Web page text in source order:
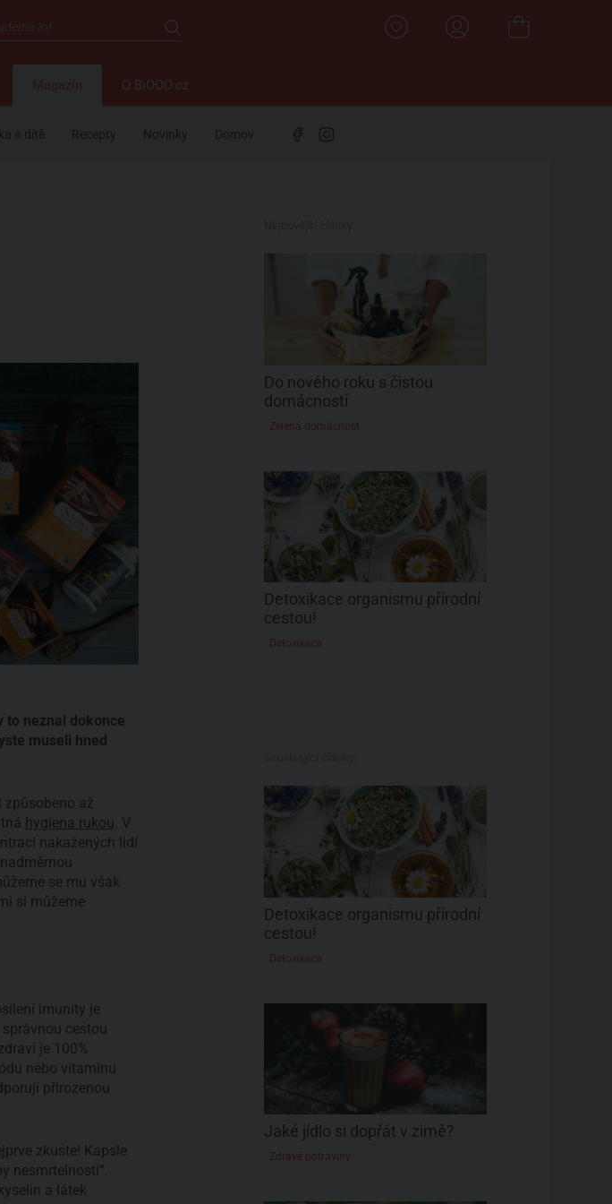
Magazín O BiOOO.cz
a dítě Recepty Novinky Domov
to neznal dokonce
museli hned
způsobeno až
hygiena rukou . V
nakažených lidí
se mu však
si můžeme
imunity je
cestou
je 100%
nebo vitaminu
přirozenou
zkuste! Kapsle
nesmrtelnosti“.
a látek
Do nového roku s čistou
domácností
Zelená domácnost
Detoxikace organismu přírodní
cestou!
Detoxikace
Detoxikace organismu přírodní
cestou!
Detoxikace
Jaké jídlo si dopřát v zimě?
Zdravé potraviny